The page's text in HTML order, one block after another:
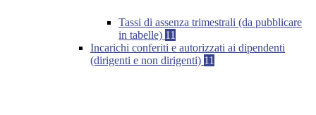
Tassi di assenza trimestrali (da pubblicare
in tabelle) 11
Incarichi conferiti e autorizzati ai dipendenti
(dirigenti e non dirigenti) 11